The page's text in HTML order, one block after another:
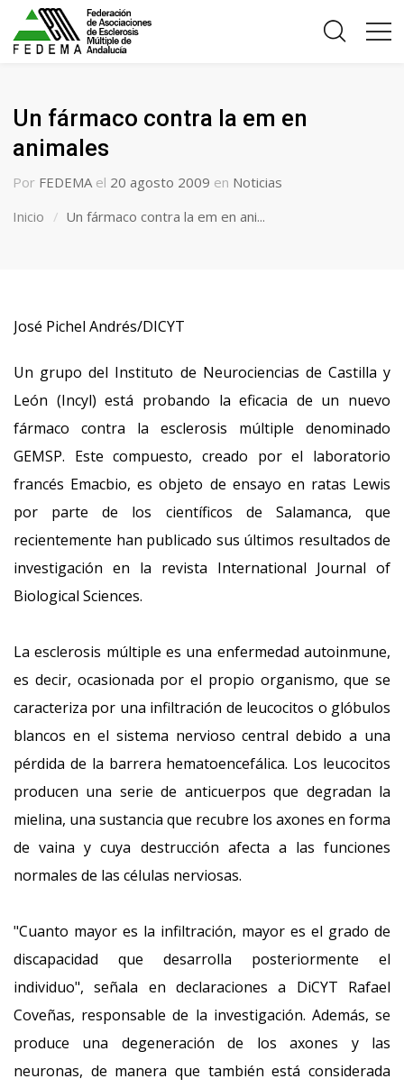
Un fármaco contra la em en
animales
Por FEDEMA el 20 agosto 2009 en Noticias
Inicio
Un fármaco contra la em en ani...
José Pichel Andrés/DICYT
Un grupo del Instituto de Neurociencias de Castilla y
León (Incyl) está probando la eficacia de un nuevo
fármaco contra la esclerosis múltiple denominado
GEMSP. Este compuesto, creado por el laboratorio
francés Emacbio, es objeto de ensayo en ratas Lewis
por parte de los científicos de Salamanca, que
recientemente han publicado sus últimos resultados de
investigación en la revista International Journal of
Biological Sciences.
La esclerosis múltiple es una enfermedad autoinmune,
es decir, ocasionada por el propio organismo, que se
caracteriza por una infiltración de leucocitos o glóbulos
blancos en el sistema nervioso central debido a una
pérdida de la barrera hematoencefálica. Los leucocitos
producen una serie de anticuerpos que degradan la
mielina, una sustancia que recubre los axones en forma
de vaina y cuya destrucción afecta a las funciones
normales de las células nerviosas.
"Cuanto mayor es la infiltración, mayor es el grado de
discapacidad que desarrolla posteriormente el
individuo", señala en declaraciones a DiCYT Rafael
Coveñas, responsable de la investigación. Además, se
produce una degeneración de los axones y las
neuronas, de manera que también está considerada